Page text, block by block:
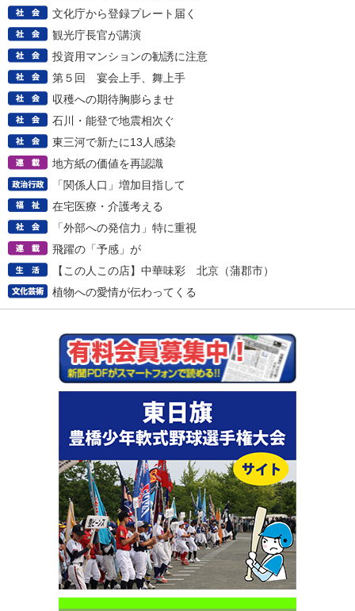
文化庁から登録プレート届く
観光庁長官が講演
投資用マンションの勧誘に注意
第５回 宴会上手、舞上手
収穫への期待胸膨らませ
石川・能登で地震相次ぐ
東三河で新たに13人感染
地方紙の価値を再認識
「関係人口」増加目指して
在宅医療・介護考える
「外部への発信力」特に重視
飛躍の「予感」が
【この人この店】中華味彩 北京（蒲郡市）
植物への愛情が伝わってくる